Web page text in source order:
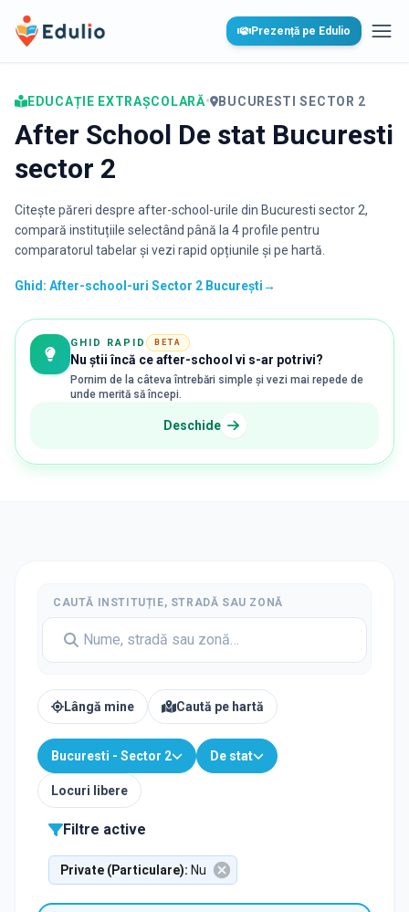
Edulio Prezență pe Edulio
EDUCAȚIE EXTRAȘCOLARĂ• BUCURESTI SECTOR 2
After School De stat Bucuresti
sector 2
Citește păreri despre after-school-urile din Bucuresti sector 2,
compară instituțiile selectând până la 4 profile pentru
comparatorul tabelar și vezi rapid opțiunile și pe hartă.
Ghid: After-school-uri Sector 2 București→
GHID RAPID BETA
Nu știi încă ce after-school vi s-ar potrivi?
Pornim de la câteva întrebări simple și vezi mai repede de
unde merită să începi.
Deschide
CAUTĂ INSTITUȚIE, STRADĂ SAU ZONĂ
Lângă mine Caută pe hartă
Bucuresti - Sector 2 De stat
Locuri libere
Filtre active
Private (Particulare): Nu